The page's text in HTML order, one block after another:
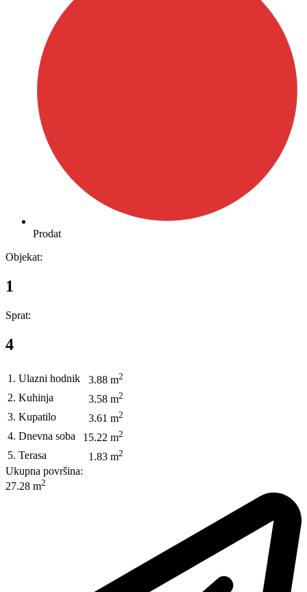
Prodat
Objekat:
1
Sprat:
4
1. Ulazni hodnik 3.88 m2
2. Kuhinja 3.58 m2
3. Kupatilo 3.61 m2
4. Dnevna soba 15.22 m2
5. Terasa 1.83 m2
Ukupna površina:
27.28 m2